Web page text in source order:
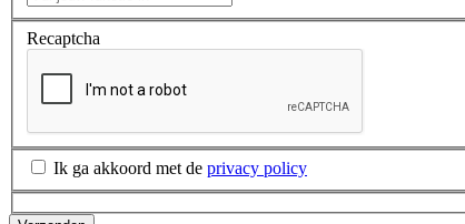
Recaptcha
Ik ga akkoord met de privacy policy